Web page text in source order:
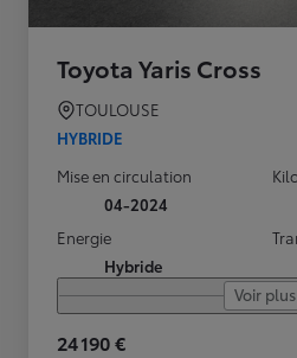
Toyota Yaris Cross
TOULOUSE
HYBRIDE
Mise en circulation
04-2024
Energie
Hybride
Voir plus
24 190 €